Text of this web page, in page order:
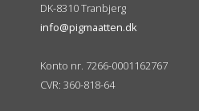
DK-8310 Tranbjerg
info@pigmaatten.dk
Konto nr. 7266-0001162767
CVR: 360-818-64